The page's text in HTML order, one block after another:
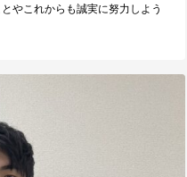
やこれからも誠実に努力しよう
あることに繋がる” 自己に誠実に
に足ついて誠実に努力出来る方
を期待しています。上原さんの